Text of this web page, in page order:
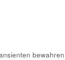
bewahren